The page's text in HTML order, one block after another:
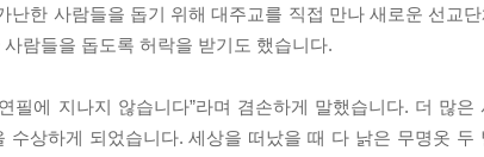
한 사람들을 돕기 위해 대주교를 직접 만나 새로운 선교
람들을 돕도록 허락을 받기도 했습니다.
필에 지나지 않습니다”라며 겸손하게 말했습니다. 더 많은
상하게 되었습니다. 세상을 떠났을 때 다 낡은 무명옷 두